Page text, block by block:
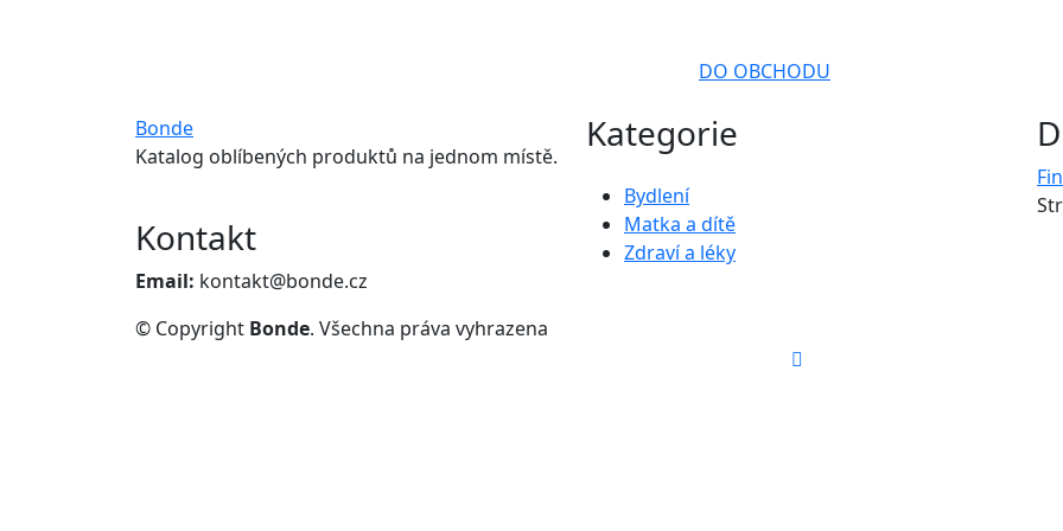
DO OBCHODU
Bonde
Katalog oblíbených produktů na jednom místě.
Kontakt
Email: kontakt@bonde.cz
Kategorie
Bydlení
Matka a dítě
Zdraví a léky
© Copyright Bonde. Všechna práva vyhrazena